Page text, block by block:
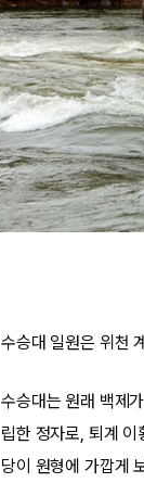
수승대 일원은 위천
수승대는 원래 백제
립한 정자로, 퇴계
당이 원형에 가깝게